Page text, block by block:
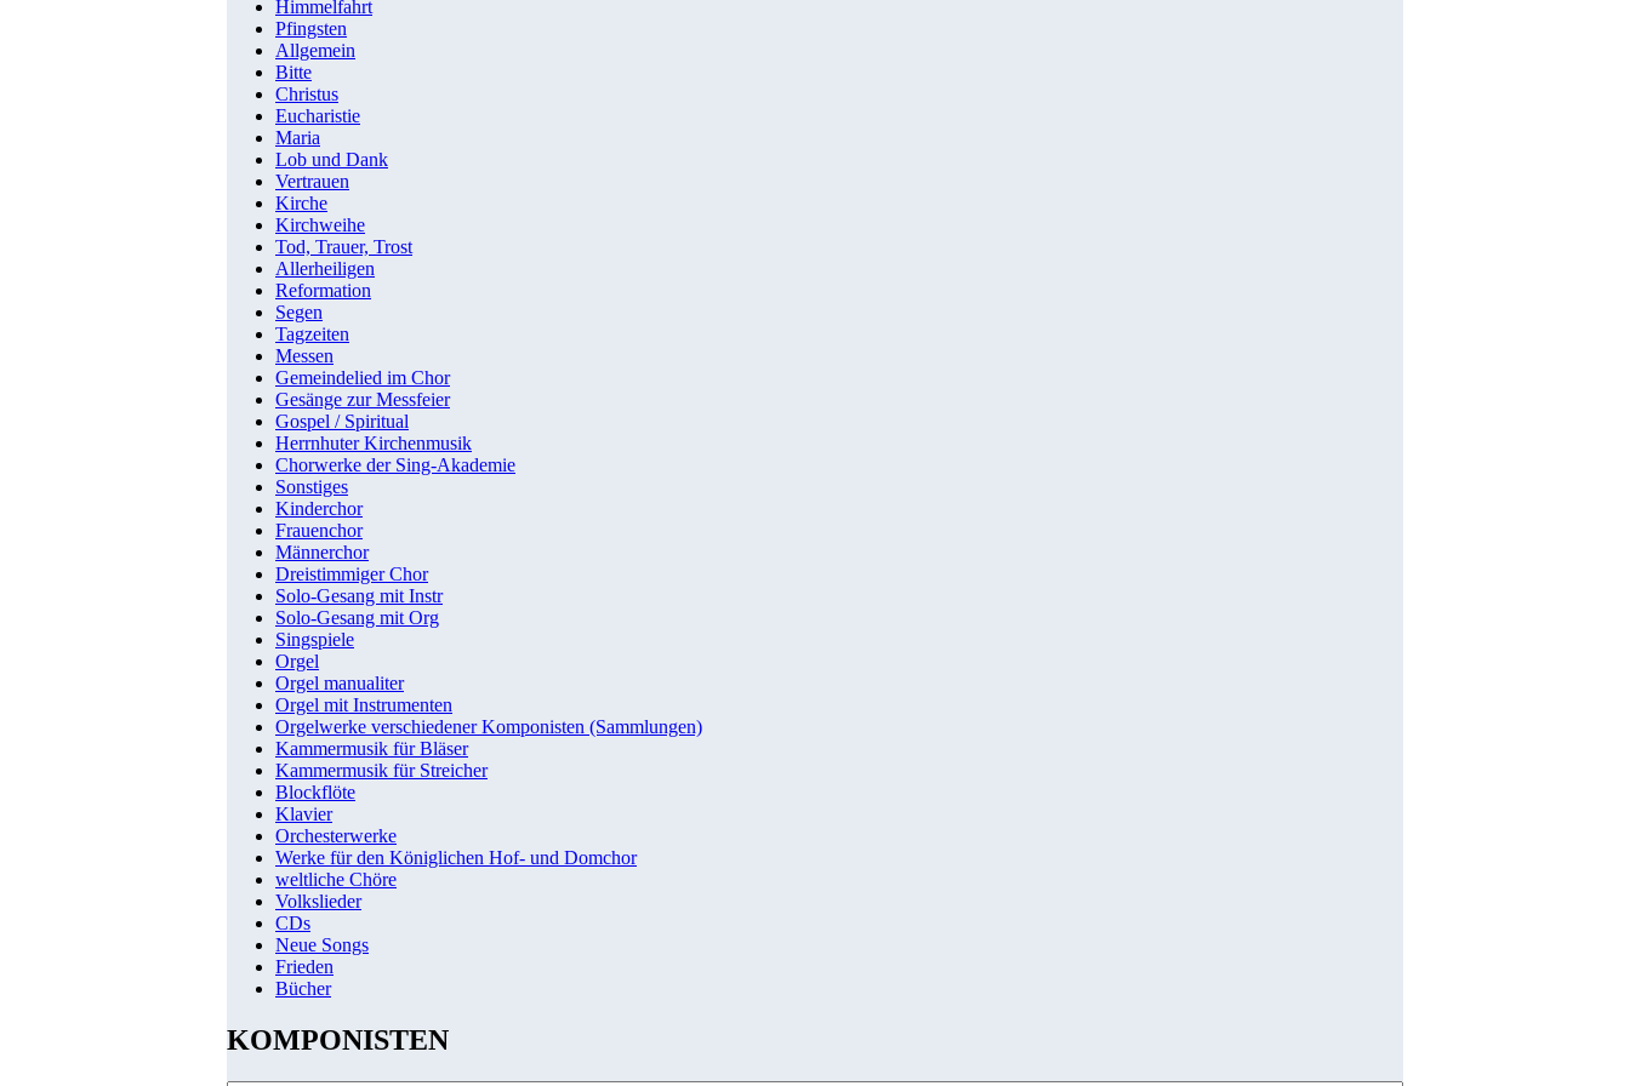
Himmelfahrt
Pfingsten
Allgemein
Bitte
Christus
Eucharistie
Maria
Lob und Dank
Vertrauen
Kirche
Kirchweihe
Tod, Trauer, Trost
Allerheiligen
Reformation
Segen
Tagzeiten
Messen
Gemeindelied im Chor
Gesänge zur Messfeier
Gospel / Spiritual
Herrnhuter Kirchenmusik
Chorwerke der Sing-Akademie
Sonstiges
Kinderchor
Frauenchor
Männerchor
Dreistimmiger Chor
Solo-Gesang mit Instr
Solo-Gesang mit Org
Singspiele
Orgel
Orgel manualiter
Orgel mit Instrumenten
Orgelwerke verschiedener Komponisten (Sammlungen)
Kammermusik für Bläser
Kammermusik für Streicher
Blockflöte
Klavier
Orchesterwerke
Werke für den Königlichen Hof- und Domchor
weltliche Chöre
Volkslieder
CDs
Neue Songs
Frieden
Bücher
KOMPONISTEN